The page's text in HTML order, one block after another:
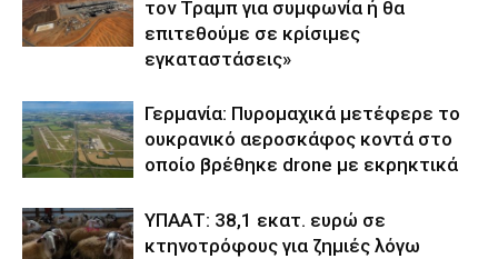
τον Τραμπ για συμφωνία ή θα
επιτεθούμε σε κρίσιμες
εγκαταστάσεις»
Γερμανία: Πυρομαχικά μετέφερε το
ουκρανικό αεροσκάφος κοντά στο
οποίο βρέθηκε drone με εκρηκτικά
ΥΠΑΑΤ: 38,1 εκατ. ευρώ σε
κτηνοτρόφους για ζημιές λόγω